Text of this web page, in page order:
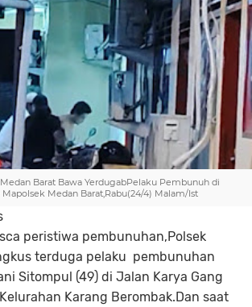
Barat Bawa YerdugabPelaku Pembunuh di
Medan Barat,Rabu(24/4) Malam/Ist
peristiwa pembunuhan,Polsek
terduga pelaku pembunuhan
Sitompul (49) di Jalan Karya Gang
Karang Berombak.Dan saat